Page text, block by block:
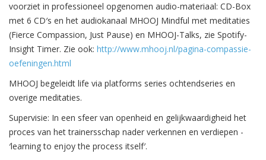
voorziet in professioneel opgenomen audio-materiaal: CD-Box
met 6 CD′s en het audiokanaal MHOOJ Mindful met meditaties
(Fierce Compassion, Just Pause) en MHOOJ-Talks, zie Spotify-
Insight Timer. Zie ook: http://www.mhooj.nl/pagina-compassie-
oefeningen.html
MHOOJ begeleidt life via platforms series ochtendseries en
overige meditaties.
Supervisie: In een sfeer van openheid en gelijkwaardigheid het
proces van het trainersschap nader verkennen en verdiepen -
′learning to enjoy the process itself′.